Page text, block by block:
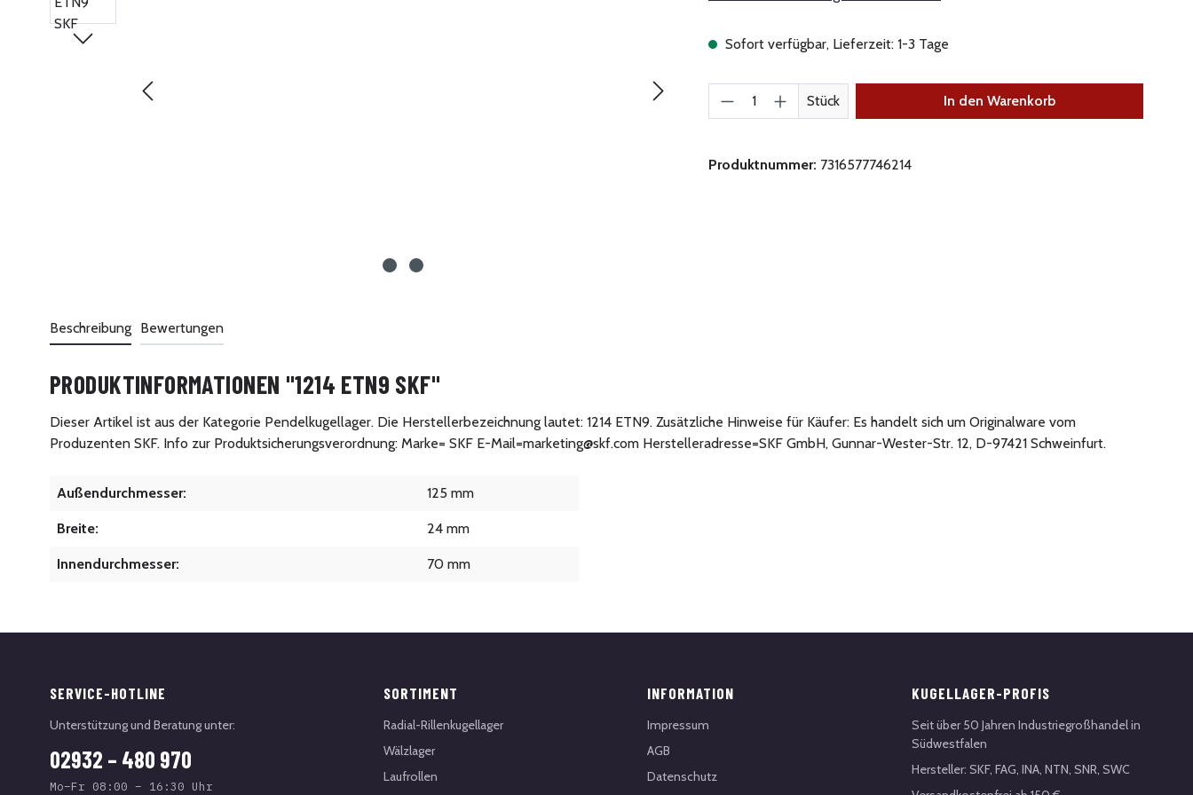
Sofort verfügbar, Lieferzeit: 1-3 Tage
Produkt Anzahl: Gib den gewünschten Wert ein oder
Stück In den Warenkorb
Produktnummer: 7316577746214
Beschreibung Bewertungen
PRODUKTINFORMATIONEN "1214 ETN9 SKF"
Dieser Artikel ist aus der Kategorie Pendelkugellager. Die Herstellerbezeichnung lautet: 1214 ETN9. Zusätzliche Hinweise für Käufer: Es handelt sich um Originalware vom
Produzenten SKF. Info zur Produktsicherungsverordnung: Marke= SKF E-Mail=marketing@skf.com Herstelleradresse=SKF GmbH, Gunnar-Wester-Str. 12, D-97421 Schweinfurt.
Außendurchmesser: 125 mm
Breite: 24 mm
Innendurchmesser: 70 mm
SERVICE-HOTLINE
Unterstützung und Beratung unter:
02932 – 480 970
Mo–Fr 08:00 – 16:30 Uhr
SORTIMENT
Radial-Rillenkugellager
Wälzlager
Laufrollen
INFORMATION
Impressum
AGB
Datenschutz
KUGELLAGER-PROFIS
Seit über 50 Jahren Industriegroßhandel in
Südwestfalen
Hersteller: SKF, FAG, INA, NTN, SNR, SWC